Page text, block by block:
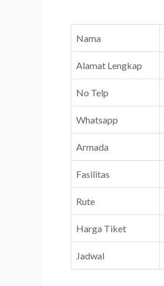
Nama
Alamat Lengkap
No Telp
Whatsapp
Armada
Fasilitas
Rute
Harga Tiket
Jadwal